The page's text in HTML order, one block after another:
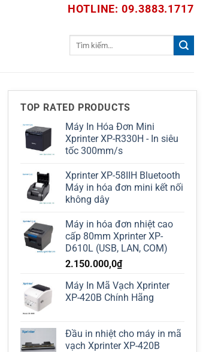
HOTLINE: 09.3883.1717
lượng
TOP RATED PRODUCTS
Máy In Hóa Đơn Mini
Xprinter XP-R330H - In siêu
tốc 300mm/s
Xprinter XP-58IIH Bluetooth
Máy in hóa đơn mini kết nối
không dây
Máy in hóa đơn nhiệt cao
cấp 80mm Xprinter XP-
D610L (USB, LAN, COM)
2.150.000,0₫
Máy In Mã Vạch Xprinter
XP-420B Chính Hãng
Đầu in nhiệt cho máy in mã
vạch Xprinter XP-420B